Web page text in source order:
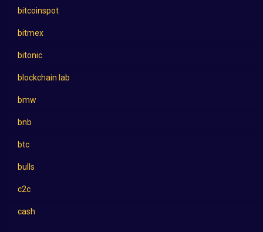
bitcoinspot
bitmex
bitonic
blockchain lab
bmw
bnb
btc
bulls
c2c
cash